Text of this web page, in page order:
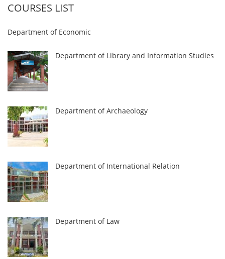
COURSES LIST
Department of Economic
Department of Library and Information Studies
Department of Archaeology
Department of International Relation
Department of Law